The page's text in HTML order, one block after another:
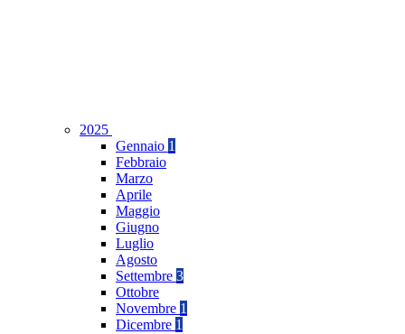
2025
Gennaio 1
Febbraio
Marzo
Aprile
Maggio
Giugno
Luglio
Agosto
Settembre 3
Ottobre
Novembre 1
Dicembre 1